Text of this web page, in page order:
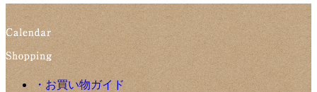
・お買い物ガイド